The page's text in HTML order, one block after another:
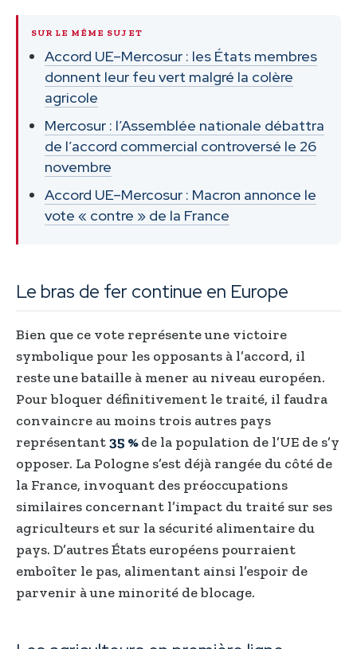
SUR LE MÊME SUJET
Accord UE–Mercosur : les États membres
donnent leur feu vert malgré la colère
agricole
Mercosur : l’Assemblée nationale débattra
de l’accord commercial controversé le 26
novembre
Accord UE–Mercosur : Macron annonce le
vote « contre » de la France
Le bras de fer continue en Europe
Bien que ce vote représente une victoire
symbolique pour les opposants à l’accord, il
reste une bataille à mener au niveau européen.
Pour bloquer définitivement le traité, il faudra
convaincre au moins trois autres pays
représentant35 %de la population de l’UE de s’y
opposer. La Pologne s’est déjà rangée du côté de
la France, invoquant des préoccupations
similaires concernant l’impact du traité sur ses
agriculteurs et sur la sécurité alimentaire du
pays. D’autres États européens pourraient
emboîter le pas, alimentant ainsi l’espoir de
parvenir à une minorité de blocage.